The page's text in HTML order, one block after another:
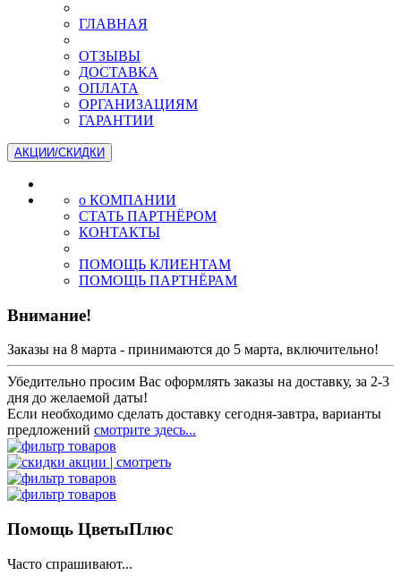
ГЛАВНАЯ
ОТЗЫВЫ
ДОСТАВКА
ОПЛАТА
ОРГАНИЗАЦИЯМ
ГАРАНТИИ
АКЦИИ/СКИДКИ
о КОМПАНИИ
СТАТЬ ПАРТНЁРОМ
КОНТАКТЫ
ПОМОЩЬ КЛИЕНТАМ
ПОМОЩЬ ПАРТНЁРАМ
Внимание!
Заказы на 8 марта - принимаются до 5 марта, включительно!
Убедительно просим Вас оформлять заказы на доставку, за 2-3
дня до желаемой даты!
Если необходимо сделать доставку сегодня-завтра, варианты
предложений смотрите здесь...
Помощь ЦветыПлюс
Часто спрашивают...